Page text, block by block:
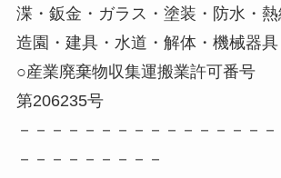
渫・鈑金・ガラス・塗装・防水・熱
造園・建具・水道・解体・機械器具
○産業廃棄物収集運搬業許可番号
第206235号
－－－－－－－－－－－－－－－
－－－－－－－－－